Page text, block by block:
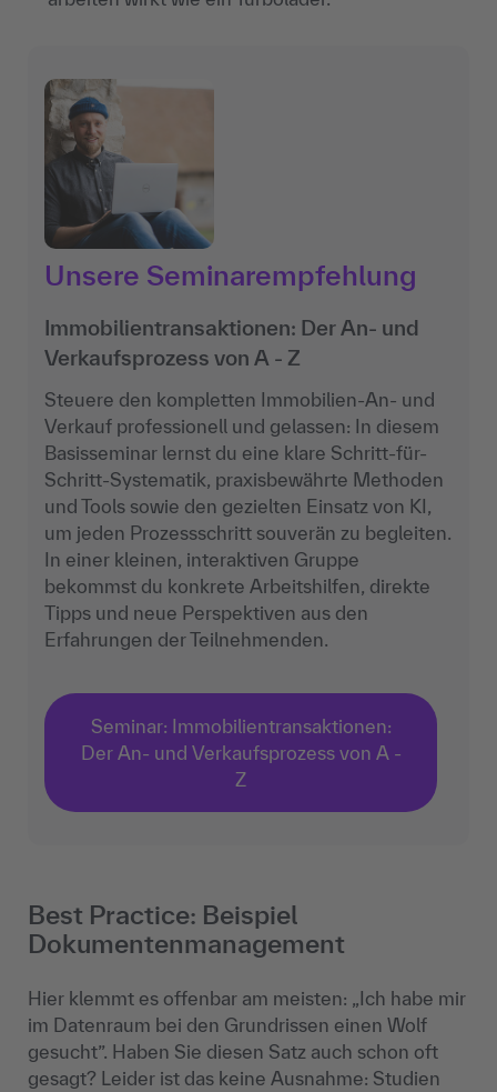
Unsere Seminarempfehlung
Immobilientransaktionen: Der An- und
Verkaufsprozess von A - Z
Steuere den kompletten Immobilien-An- und
Verkauf professionell und gelassen: In diesem
Basisseminar lernst du eine klare Schritt-für-
Schritt-Systematik, praxisbewährte Methoden
und Tools sowie den gezielten Einsatz von KI,
um jeden Prozessschritt souverän zu begleiten.
In einer kleinen, interaktiven Gruppe
bekommst du konkrete Arbeitshilfen, direkte
Tipps und neue Perspektiven aus den
Erfahrungen der Teilnehmenden.
Seminar: Immobilientransaktionen:
Der An- und Verkaufsprozess von A -
Z
Best Practice: Beispiel
Dokumentenmanagement
Hier klemmt es offenbar am meisten: „Ich habe mir
im Datenraum bei den Grundrissen einen Wolf
gesucht”. Haben Sie diesen Satz auch schon oft
gesagt? Leider ist das keine Ausnahme: Studien